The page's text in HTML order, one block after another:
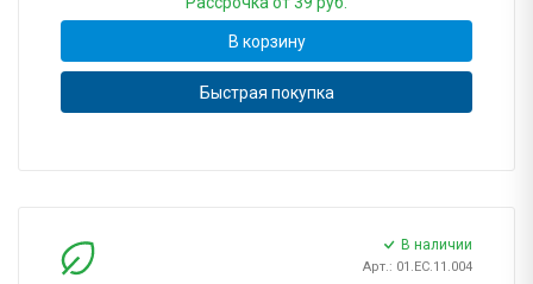
В корзину
Быстрая покупка
В наличии
Арт.: 01.ЕС.11.004